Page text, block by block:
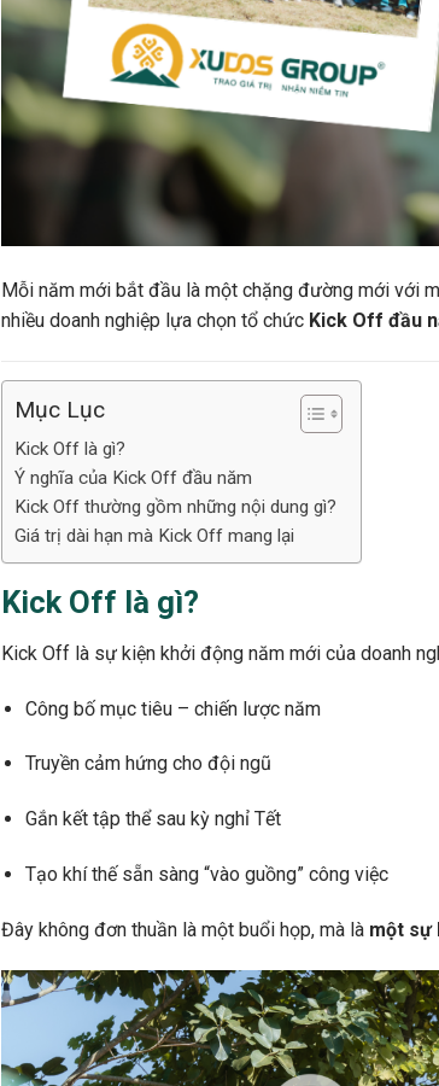
Mỗi năm mới bắt đầu là một chặng đường mới với
nhiều doanh nghiệp lựa chọn tổ chức Kick Off đầu
Mục Lục
Kick Off là gì?
Ý nghĩa của Kick Off đầu năm
Kick Off thường gồm những nội dung gì?
Giá trị dài hạn mà Kick Off mang lại
Kick Off là gì?
Kick Off là sự kiện khởi động năm mới của doanh
Công bố mục tiêu – chiến lược năm
Truyền cảm hứng cho đội ngũ
Gắn kết tập thể sau kỳ nghỉ Tết
Tạo khí thế sẵn sàng “vào guồng” công việc
Đây không đơn thuần là một buổi họp, mà là một sự